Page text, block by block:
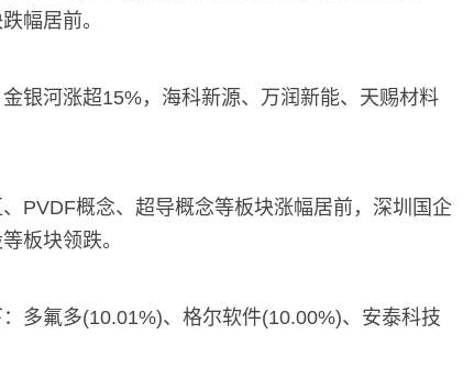
幅居前。
河涨超15%，海科新源、万润新能、天赐材料
概念、超导概念等板块涨幅居前，深圳国企
板块领跌。
氟多(10.01%)、格尔软件(10.00%)、安泰科技